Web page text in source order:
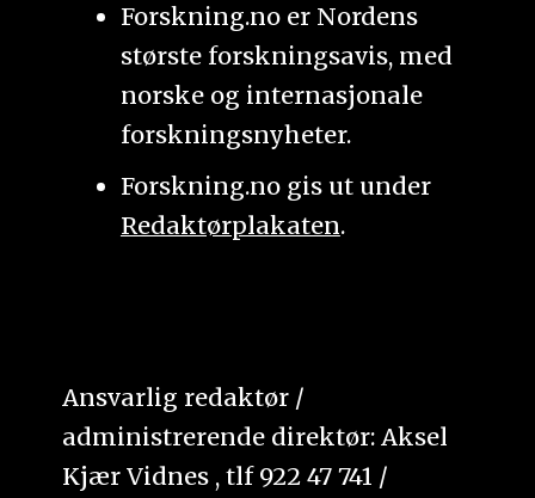
Forskning.no er Nordens
største forskningsavis, med
norske og internasjonale
forskningsnyheter.
Forskning.no gis ut under
Redaktørplakaten.
Ansvarlig redaktør /
administrerende direktør: Aksel
Kjær Vidnes , tlf 922 47 741 /